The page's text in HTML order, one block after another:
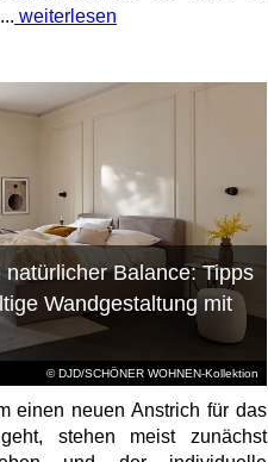
weiterlesen
© DJD/SCHÖNER WOHNEN-Kollektion
Balance: Tipps
Wandgestaltung mit
einen neuen Anstrich für das
stehen meist zunächst